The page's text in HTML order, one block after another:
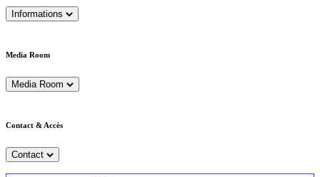
Informations
Media Room
Media Room
Contact & Accès
Contact